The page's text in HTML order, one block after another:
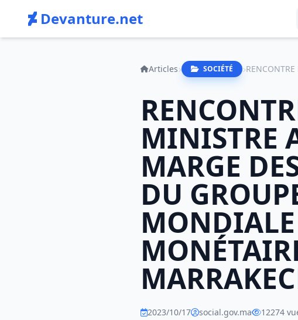
Devanture.net
Articles SOCIÉTÉ
MINISTRE
MARGE
DU
2023/10/17 social.gov.ma 12274